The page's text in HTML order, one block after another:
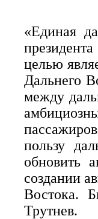
«Единая
целью
Дальнего
между
пользу
обновить
создании
Востока.
Трутнев.